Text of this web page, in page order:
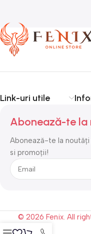
Link-uri utile
Abonează-te la
Abonează-te la
si promoții!
© 2026 Fenix. All